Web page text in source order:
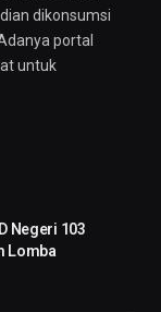
dikonsumsi
portal
untuk
Negeri 103
Lomba